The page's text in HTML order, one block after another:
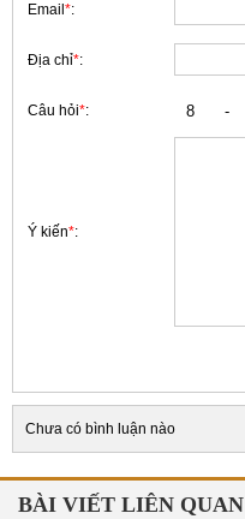
Email *:
Địa chỉ*:
Câu hỏi*:
Ý kiến*:
Chưa có bình luận nào
BÀI VIẾT LIÊN QUAN